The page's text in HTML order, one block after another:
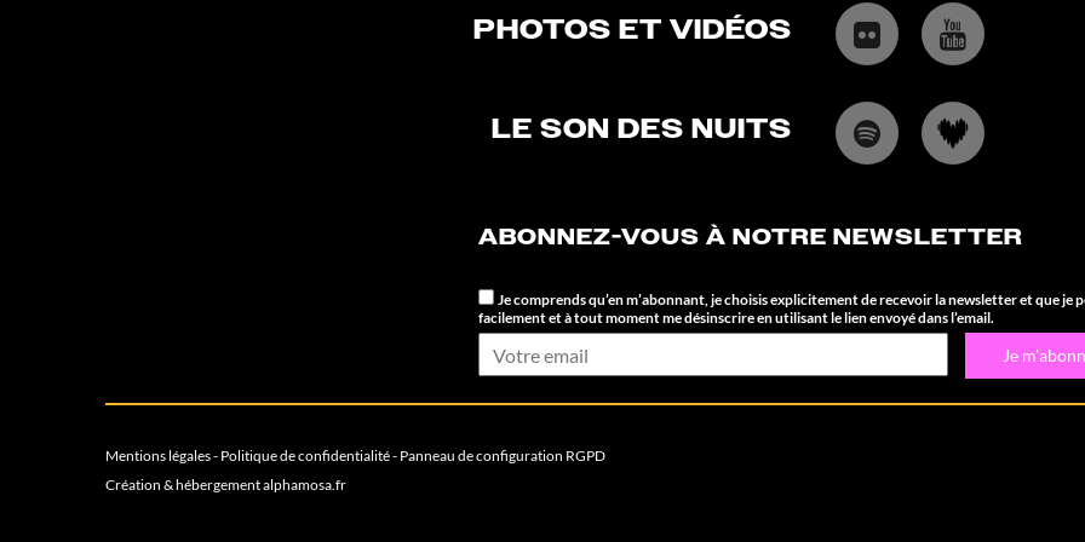
PHOTOS ET VIDÉOS
LE SON DES NUITS
ABONNEZ-VOUS À NOTRE NEWSLETTER
Je comprends qu’en m’abonnant, je choisis explicitement de recevoir la newsletter et que je
facilement et à tout moment me désinscrire en utilisant le lien envoyé dans l’email.
Mentions légales- Politique de confidentialité- Panneau de configuration RGPD
Création & hébergementalphamosa.fr